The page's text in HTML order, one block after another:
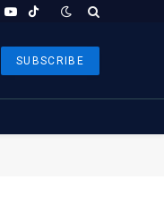
YouTubeTikTok
SUBSCRIBE